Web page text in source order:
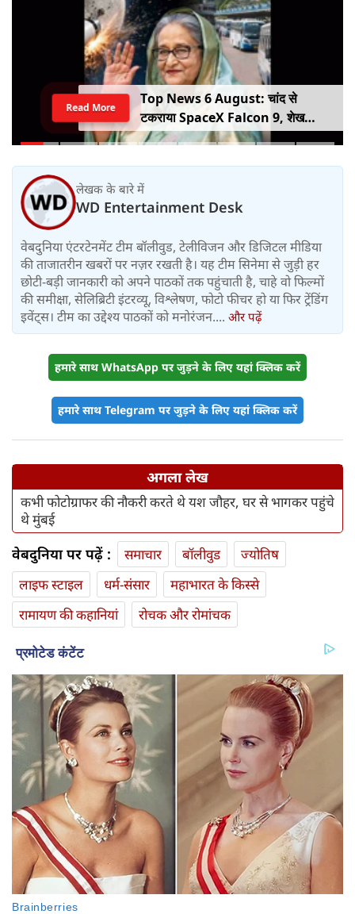
Top News 6 August: चांद से
टकराया SpaceX Falcon 9, शेख
हसीना की घर वापसी का ऐलान, MP में बस
Read More
लेखक के बारे में
WD Entertainment Desk
वेबदुनिया एंटरटेनमेंट टीम बॉलीवुड, टेलीविजन और डिजिटल मीडिया
की ताजातरीन खबरों पर नज़र रखती है। यह टीम सिनेमा से जुड़ी हर
छोटी-बड़ी जानकारी को अपने पाठकों तक पहुंचाती है, चाहे वो फिल्मों
की समीक्षा, सेलिब्रिटी इंटरव्यू, विश्लेषण, फोटो फीचर हो या फिर ट्रेंडिंग
इवेंट्स। टीम का उद्देश्य पाठकों को मनोरंजन.... और पढ़ें
हमारे साथ WhatsApp पर जुड़ने के लिए यहां क्लिक करें
हमारे साथ Telegram पर जुड़ने के लिए यहां क्लिक करें
अगला लेख
कभी फोटोग्राफर की नौकरी करते थे यश जौहर, घर से भागकर पहुंचे
थे मुंबई
वेबदुनिया पर पढ़ें : समाचार बॉलीवुड
ज्योतिष
लाइफ स्‍टाइल
धर्म-संसार
महाभारत के किस्से
रामायण की कहानियां
रोचक और रोमांचक